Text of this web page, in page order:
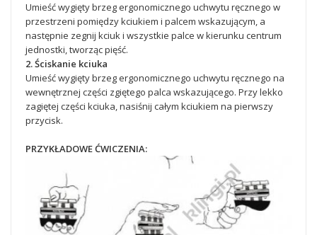
Umieść wygięty brzeg ergonomicznego uchwytu ręcznego w
przestrzeni pomiędzy kciukiem i palcem wskazującym, a
następnie zegnij kciuk i wszystkie palce w kierunku centrum
jednostki, tworząc pięść.
2. Ściskanie kciuka
Umieść wygięty brzeg ergonomicznego uchwytu ręcznego na
wewnętrznej części zgiętego palca wskazującego. Przy lekko
zagiętej części kciuka, nasiśnij całym kciukiem na pierwszy
przycisk.
PRZYKŁADOWE ĆWICZENIA: